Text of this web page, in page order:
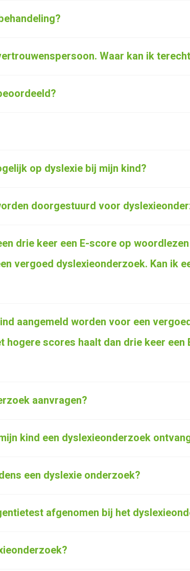
Waar kan ik
op dyslexie bij mijn kind?
doorgestuurd voor
drie keer een E-score op
vergoed dyslexieonderzoek. Kan ik
aangemeld worden voor een
hogere scores haalt dan drie keer een
aanvragen?
kind een dyslexieonderzoek
een dyslexie onderzoek?
afgenomen bij het